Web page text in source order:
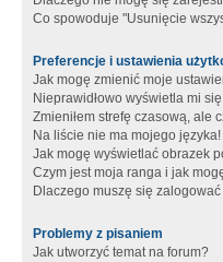
Co spowoduje "Usunięcie
Preferencje i ustawienia
Jak mogę zmienić moje
Nieprawidłowo wyświetla mi
Zmieniłem strefę czasową, ale
Na liście nie ma mojego języka!
Jak mogę wyświetlać obrazek
Czym jest moja ranga i jak
Dlaczego muszę się
Problemy z pisaniem
Jak utworzyć temat na forum?